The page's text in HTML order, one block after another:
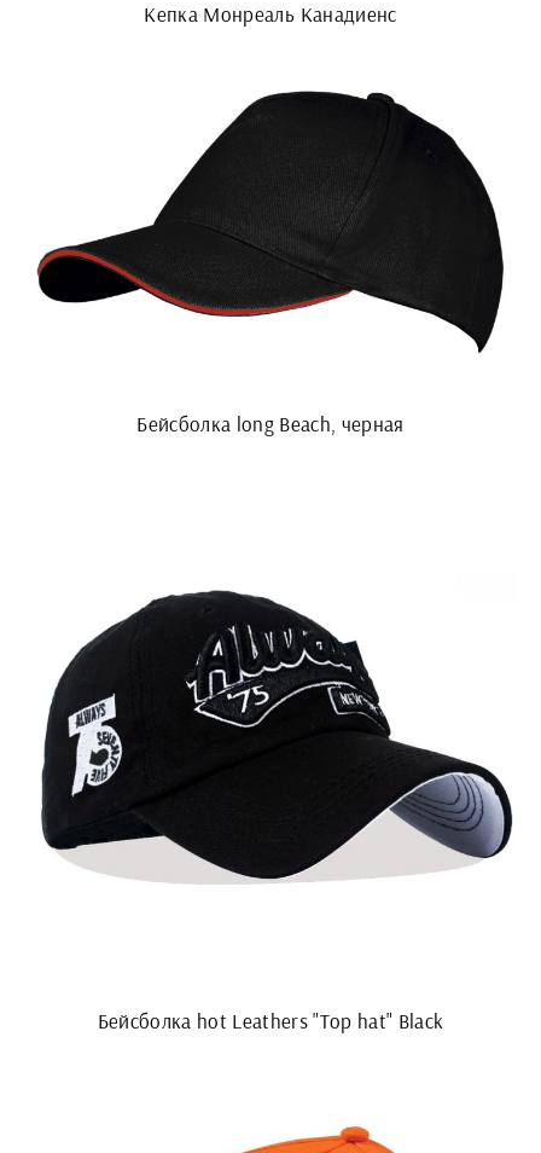
Кепка Монреаль Канадиенс
Бейсболка long Beach, черная
Бейсболка hot Leathers "Top hat" Black